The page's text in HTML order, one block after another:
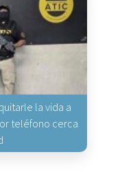
la vida a
teléfono cerca